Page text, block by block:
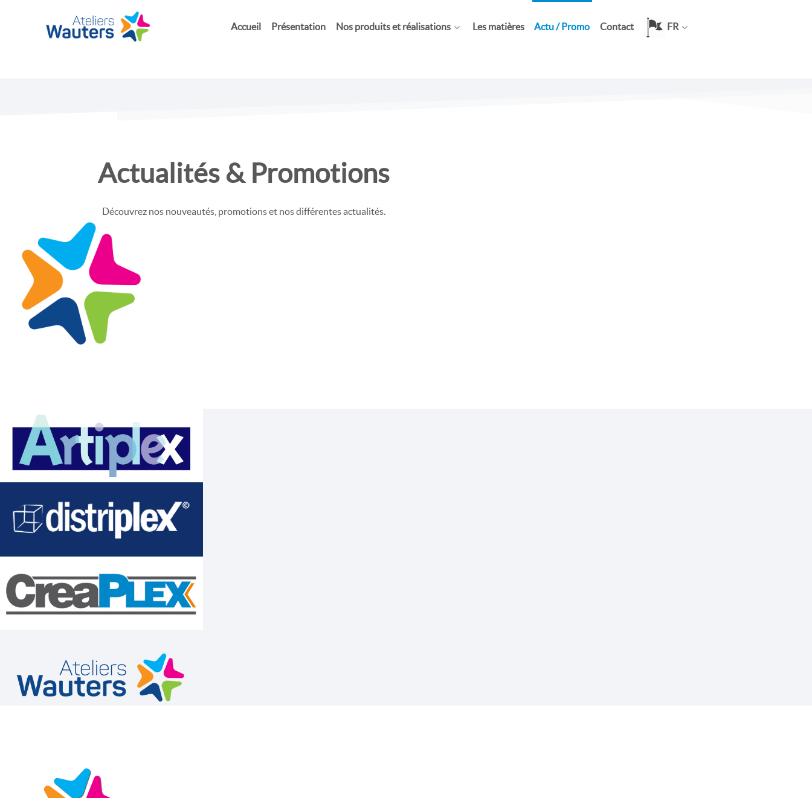
Accueil Présentation Nos produits et réalisations Les matières Actu / Promo Contact FR
Actualités & Promotions
Découvrez nos nouveautés, promotions et nos différentes actualités.